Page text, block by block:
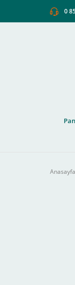
0
Anasayfa